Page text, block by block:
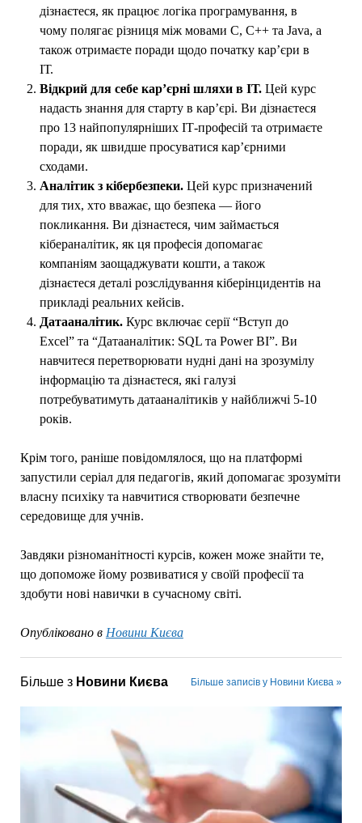
дізнаєтеся, як працює логіка програмування, в
чому полягає різниця між мовами C, C++ та Java, а
також отримаєте поради щодо початку кар’єри в
ІТ.
Відкрий для себе кар’єрні шляхи в ІТ.Цей курс
надасть знання для старту в кар’єрі. Ви дізнаєтеся
про 13 найпопулярніших ІТ-професій та отримаєте
поради, як швидше просуватися кар’єрними
сходами.
Аналітик з кібербезпеки.Цей курс призначений
для тих, хто вважає, що безпека — його
покликання. Ви дізнаєтеся, чим займається
кібераналітик, як ця професія допомагає
компаніям заощаджувати кошти, а також
дізнаєтеся деталі розслідування кіберінцидентів на
прикладі реальних кейсів.
Датааналітик.Курс включає серії “Вступ до
Excel” та “Датааналітик: SQL та Power BI”. Ви
навчитеся перетворювати нудні дані на зрозумілу
інформацію та дізнаєтеся, які галузі
потребуватимуть датааналітиків у найближчі 5-10
років.
Крім того, раніше повідомлялося, що на платформі
запустили серіал для педагогів, який допомагає зрозуміти
власну психіку та навчитися створювати безпечне
середовище для учнів.
Завдяки різноманітності курсів, кожен може знайти те,
що допоможе йому розвиватися у своїй професії та
здобути нові навички в сучасному світі.
Опубліковано в Новини Києва
Більше з Новини Києва Більше записів у Новини Києва »